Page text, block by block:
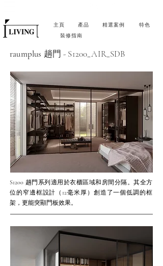
主頁 產品 精選案例
特色
裝修指南
raumplus 趟門 - S1200_AIR_SDB
S1200 趟門系列適用於衣櫃區域和房間分隔。其全方
位的窄邊框設計（12毫米厚）創造了一個低調的框
架，更能突顯門板效果。